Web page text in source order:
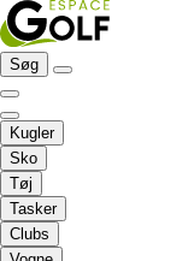
Søg
Kugler
Sko
Tøj
Tasker
Clubs